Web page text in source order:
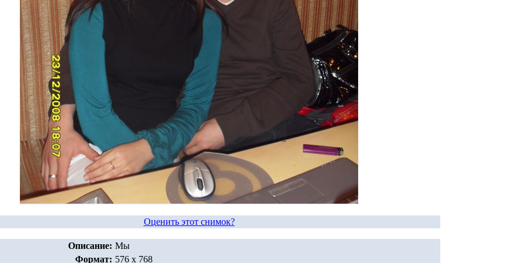
Оценить этот снимок?
Описание: Мы
Формат: 576 x 768